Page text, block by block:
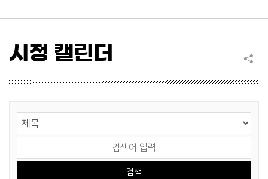
시정 캘린더